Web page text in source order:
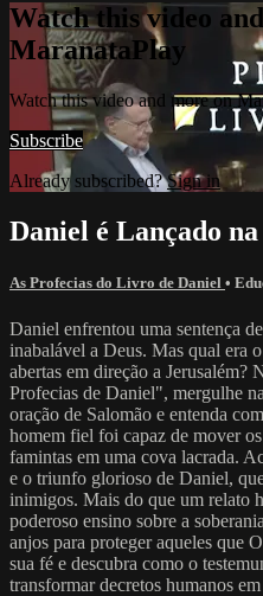
Watch this video
MaranataPlay
Watch this video and more on
Subscribe
Already subscribed?Sign in
Daniel é Lançado
As Profecias do Livro de Daniel •
Daniel enfrentou uma sentença
inabalável a Deus. Mas qual era
abertas em direção a
Profecias de Daniel", mergulhe
oração de Salomão e entenda
homem fiel foi capaz de mover
famintas em uma cova lacrada.
e o triunfo glorioso de Daniel,
inimigos. Mais do que um relato
poderoso ensino sobre a
anjos para proteger aqueles que
sua fé e descubra como o
transformar decretos humanos